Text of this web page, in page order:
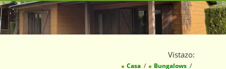
Vistazo:
Casa
Bungalows